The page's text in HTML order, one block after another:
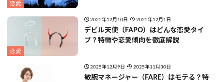
恋愛
恋愛
2025年12月10日 2025年12月1日
デビル天使（FAPO）はどんな恋愛タイ
プ？特徴や恋愛傾向を徹底解説
2025年12月9日 2025年11月30日
敏腕マネージャー（FARE）はモテる？特